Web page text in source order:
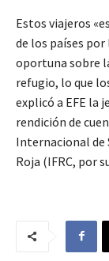
Estos viajeros
de los países
oportuna sobre
refugio, lo que
explicó a EFE la
rendición de
Internacional de
Roja (IFRC, por